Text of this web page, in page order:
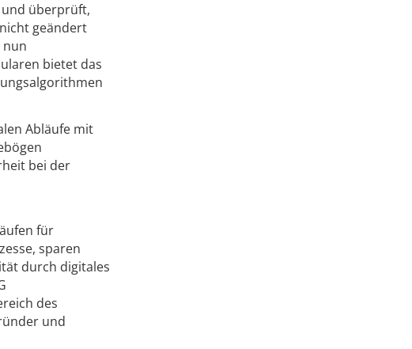
und überprüft,
geändert
nun
bietet das
Abläufe mit
bei der
für
sparen
durch digitales
des
und